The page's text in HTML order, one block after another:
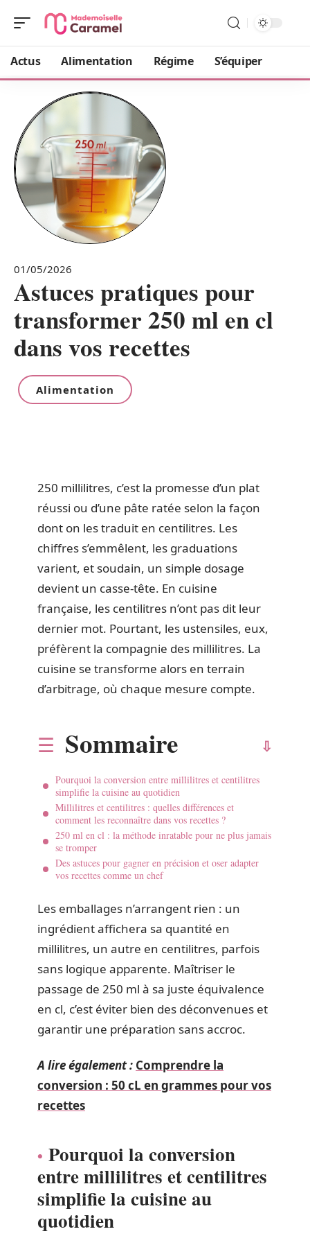
Actus Alimentation Régime S’équiper
01/05/2026
Astuces pratiques pour
transformer 250 ml en cl
dans vos recettes
Alimentation
250 millilitres, c’est la promesse d’un plat
réussi ou d’une pâte ratée selon la façon
dont on les traduit en centilitres. Les
chiffres s’emmêlent, les graduations
varient, et soudain, un simple dosage
devient un casse-tête. En cuisine
française, les centilitres n’ont pas dit leur
dernier mot. Pourtant, les ustensiles, eux,
préfèrent la compagnie des millilitres. La
cuisine se transforme alors en terrain
d’arbitrage, où chaque mesure compte.
Sommaire
Pourquoi la conversion entre millilitres et centilitres
simplifie la cuisine au quotidien
Millilitres et centilitres : quelles différences et
comment les reconnaître dans vos recettes ?
250 ml en cl : la méthode inratable pour ne plus jamais
se tromper
Des astuces pour gagner en précision et oser adapter
vos recettes comme un chef
Les emballages n’arrangent rien : un
ingrédient affichera sa quantité en
millilitres, un autre en centilitres, parfois
sans logique apparente. Maîtriser le
passage de 250 ml à sa juste équivalence
en cl, c’est éviter bien des déconvenues et
garantir une préparation sans accroc.
A lire également : Comprendre la
conversion : 50 cL en grammes pour vos
recettes
Pourquoi la conversion
entre millilitres et centilitres
simplifie la cuisine au
quotidien